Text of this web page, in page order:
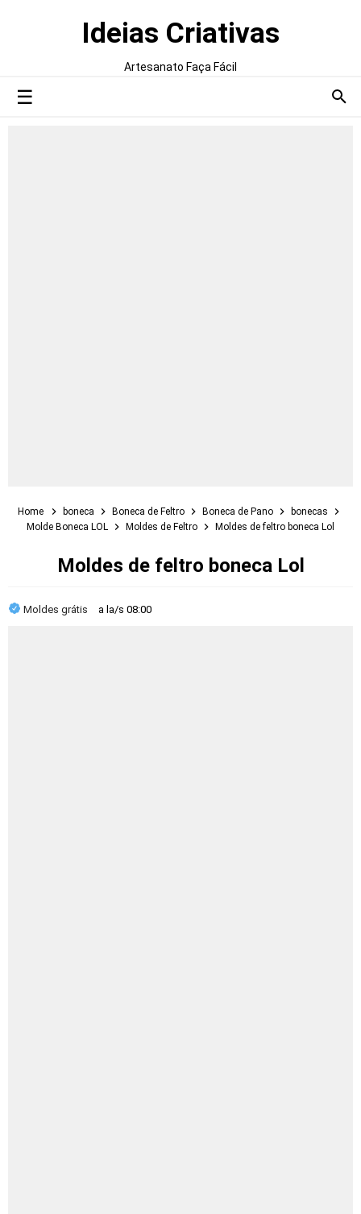
Ideias Criativas
Artesanato Faça Fácil
Home boneca Boneca de Feltro Boneca de Pano
bonecas
Molde Boneca LOL
Moldes de Feltro Moldes de feltro boneca Lol
Moldes de feltro boneca Lol
Moldes grátis a la/s 08:00